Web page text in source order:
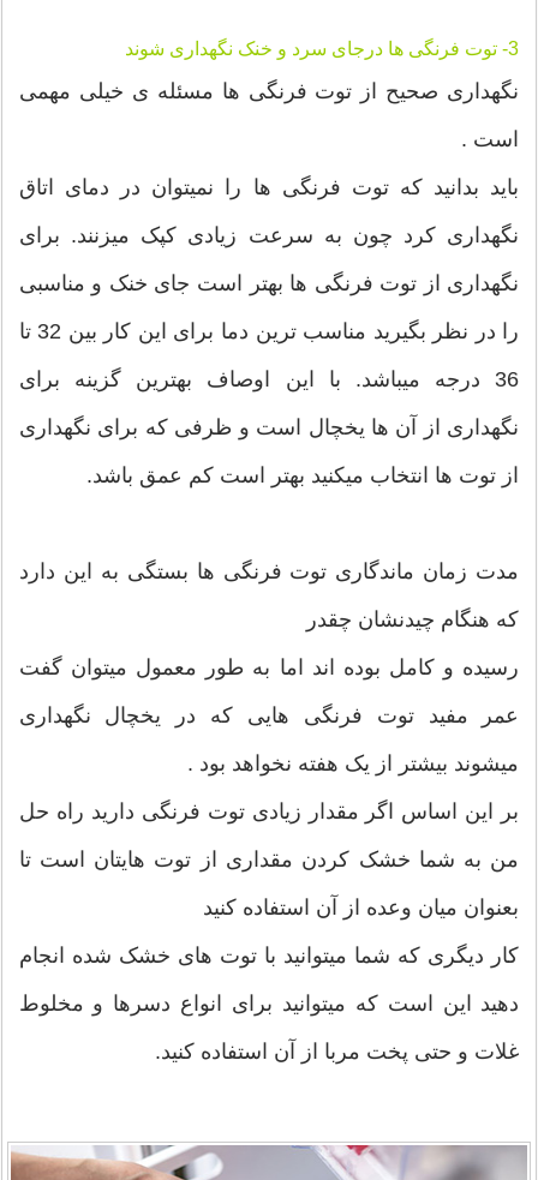
3- توت فرنگی ها درجای سرد و خنک نگهداری شوند
نگهداری صحیح از توت فرنگی ها مسئله ی خیلی مهمی
است .
باید بدانید که توت فرنگی ها را نمیتوان در دمای اتاق
نگهداری کرد چون به سرعت زیادی کپک میزنند. برای
نگهداری از توت فرنگی ها بهتر است جای خنک و مناسبی
را در نظر بگیرید مناسب ترین دما برای این کار بین 32 تا
36 درجه میباشد. با این اوصاف بهترین گزینه برای
نگهداری از آن ها یخچال است و ظرفی که برای نگهداری
از توت ها انتخاب میکنید بهتر است کم عمق باشد.
مدت زمان ماندگاری توت فرنگی ها بستگی به این دارد
که هنگام چیدنشان چقدر
رسیده و کامل بوده اند اما به طور معمول میتوان گفت
عمر مفید توت فرنگی هایی که در یخچال نگهداری
میشوند بیشتر از یک هفته نخواهد بود .
بر این اساس اگر مقدار زیادی توت فرنگی دارید راه حل
من به شما خشک کردن مقداری از توت هایتان است تا
بعنوان میان وعده از آن استفاده کنید
کار دیگری که شما میتوانید با توت های خشک شده انجام
دهید این است که میتوانید برای انواع دسرها و مخلوط
غلات و حتی پخت مربا از آن استفاده کنید.